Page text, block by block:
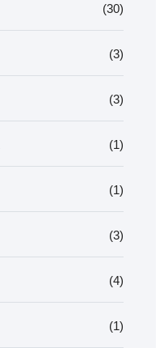
(30)
(3)
(3)
(1)
(1)
(3)
(4)
(1)